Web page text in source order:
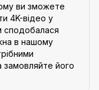
ви зможете
4K-відео у
сподобалася
в нашому
його